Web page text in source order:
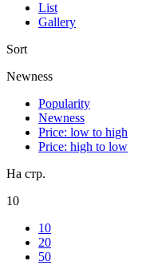
List
Gallery
Sort
Newness
Popularity
Newness
Price: low to high
Price: high to low
На стр.
10
10
20
50